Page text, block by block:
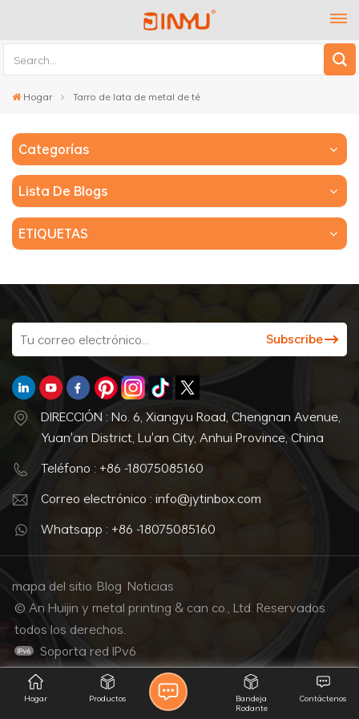
Hogar Tarro de lata de metal de té
Categorías
Lista De Blogs
ETIQUETAS
DIRECCIÓN : No. 6, Xiangyu Road, Chengnan Avenue,
Yuan'an District, Lu'an City, Anhui Province, China
Teléfono : +86 -18075085160
Correo electrónico : info@jytinbox.com
Whatsapp : +86 -18075085160
mapa del sitio Blog Noticias
© An Huijin y metal printing & can co., Ltd. Reservados
todos los derechos.
Soporta red IPv6
Hogar Productos Contáctenos
Bandeja
Rodante